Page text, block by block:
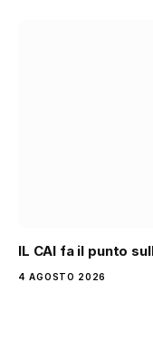
IL CAI fa il punto
4 AGOSTO 2026